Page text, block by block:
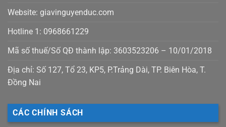
Website: giavinguyenduc.com
Hotline 1: 0968661229
Mã số thuế/Số QĐ thành lập: 3603523206 – 10/01/2018
Địa chỉ: Số 127, Tổ 23, KP5, P.Trảng Dài, TP. Biên Hòa, T.
Đồng Nai
CÁC CHÍNH SÁCH